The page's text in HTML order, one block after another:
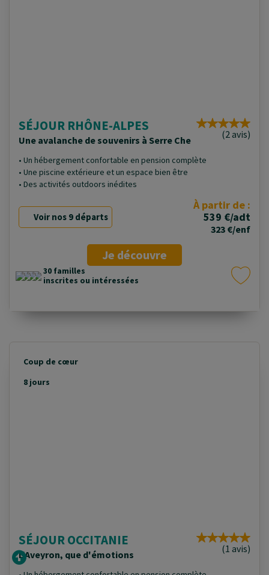
SÉJOUR RHÔNE-ALPES
Une avalanche de souvenirs à Serre Che (2 avis)
• Un hébergement confortable en pension complète
• Une piscine extérieure et un espace bien être
• Des activités outdoors inédites
Voir nos 9 départs
À partir de :
539 €/adt
323 €/enf
Je découvre
30 familles
inscrites ou intéressées
Coup de cœur
8 jours
SÉJOUR OCCITANIE
L'Aveyron, que d'émotions (1 avis)